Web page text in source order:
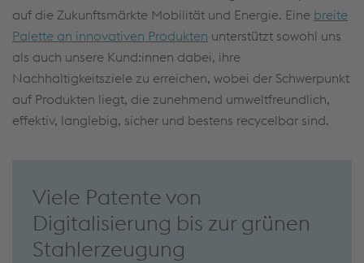
auf die Zukunftsmärkte Mobilität und Energie. Eine breite
Palette an innovativen Produkten unterstützt sowohl uns
als auch unsere Kund:innen dabei, ihre
Nachhaltigkeitsziele zu erreichen, wobei der Schwerpunkt
auf Produkten liegt, die zunehmend umweltfreundlich,
effektiv, langlebig, sicher und bestens recycelbar sind.
Viele Patente von
Digitalisierung bis zur grünen
Stahlerzeugung